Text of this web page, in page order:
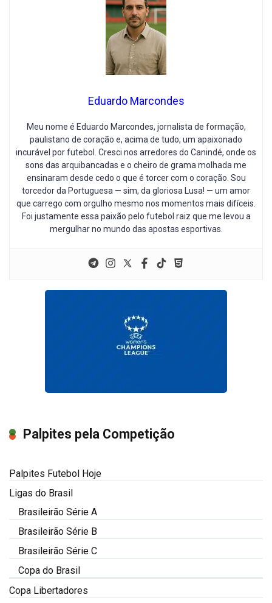
Eduardo Marcondes
Meu nome é Eduardo Marcondes, jornalista de formação,
paulistano de coração e, acima de tudo, um apaixonado
incurável por futebol. Cresci nos arredores do Canindé, onde os
sons das arquibancadas e o cheiro de grama molhada me
ensinaram desde cedo o que é torcer com o coração. Sou
torcedor da Portuguesa — sim, da gloriosa Lusa! — um amor
que carrego com orgulho mesmo nos momentos mais difíceis.
Foi justamente essa paixão pelo futebol raiz que me levou a
mergulhar no mundo das apostas esportivas.
Palpites pela Competição
Palpites Futebol Hoje
Ligas do Brasil
Brasileirão Série A
Brasileirão Série B
Brasileirão Série C
Copa do Brasil
Copa Libertadores